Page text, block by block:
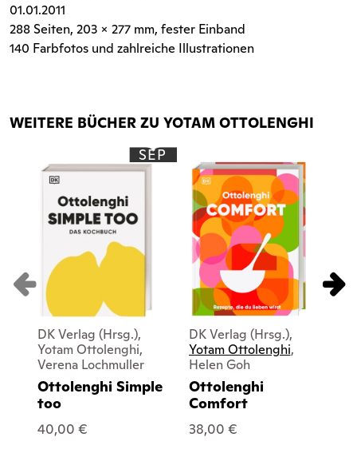
01.01.2011
288 Seiten, 203 x 277 mm, fester Einband
140 Farbfotos und zahlreiche Illustrationen
WEITERE BÜCHER ZU YOTAM OTTOLENGHI
SEP
DK Verlag (Hrsg.),
Yotam Ottolenghi,
Verena Lochmuller
Ottolenghi Simple
too
40,00 €
DK Verlag (Hrsg.),
Yotam Ottolenghi,
Helen Goh
Ottolenghi
Comfort
38,00 €